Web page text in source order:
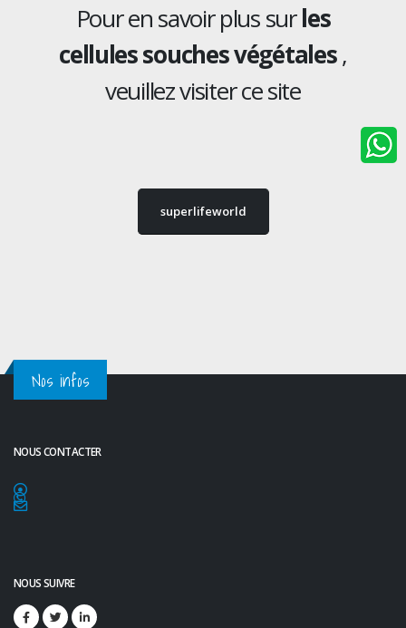
Pour en savoir plus surles
cellules souches végétales,
veuillez visiter ce site
superlifeworld
Nos infos
NOUS CONTACTER
NOUS SUIVRE